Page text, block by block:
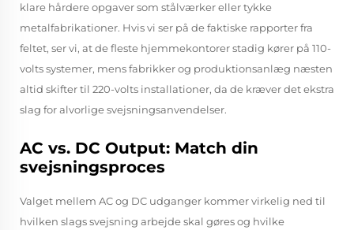
klare hårdere opgaver som stålværker eller tykke
metalfabrikationer. Hvis vi ser på de faktiske rapporter fra
feltet, ser vi, at de fleste hjemmekontorer stadig kører på 110-
volts systemer, mens fabrikker og produktionsanlæg næsten
altid skifter til 220-volts installationer, da de kræver det ekstra
slag for alvorlige svejsningsanvendelser.
AC vs. DC Output: Match din
svejsningsproces
Valget mellem AC og DC udganger kommer virkelig ned til
hvilken slags svejsning arbejde skal gøres og hvilke